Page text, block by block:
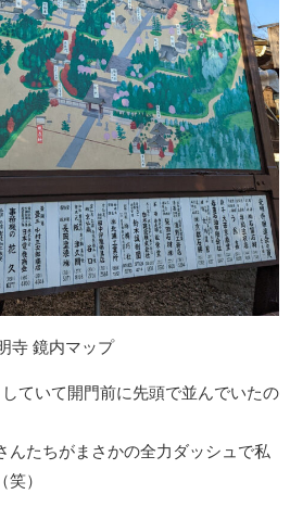
寺 鏡内マップ
ていて開門前に先頭で並んでいたの
んたちがまさかの全力ダッシュで私
）